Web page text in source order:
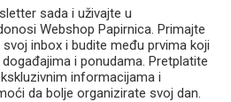
sada i uživajte u
Webshop Papirnica. Primajte
inbox i budite među prvima koji
i ponudama. Pretplatite
informacijama i
da bolje organizirate svoj dan.